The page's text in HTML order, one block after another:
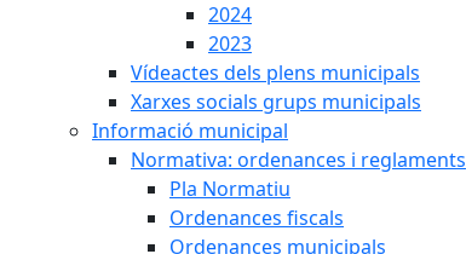
2024
2023
Vídeactes dels plens municipals
Xarxes socials grups municipals
Informació municipal
Normativa: ordenances i reglaments
Pla Normatiu
Ordenances fiscals
Ordenances municipals